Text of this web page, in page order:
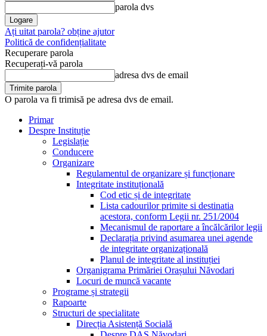
parola dvs
Ați uitat parola? obține ajutor
Politică de confidențialitate
Recuperare parola
Recuperați-vă parola
adresa dvs de email
O parola va fi trimisă pe adresa dvs de email.
Primar
Despre Instituție
Legislație
Conducere
Organizare
Regulamentul de organizare și funcționare
Integritate instituțională
Cod etic și de integritate
Lista cadourilor primite si destinatia
acestora, conform Legii nr. 251/2004
Mecanismul de raportare a încălcărilor legii
Declarația privind asumarea unei agende
de integritate organizațională
Planul de integritate al instituției
Organigrama Primăriei Orașului Năvodari
Locuri de muncă vacante
Programe și strategii
Rapoarte
Structuri de specialitate
Direcția Asistență Socială